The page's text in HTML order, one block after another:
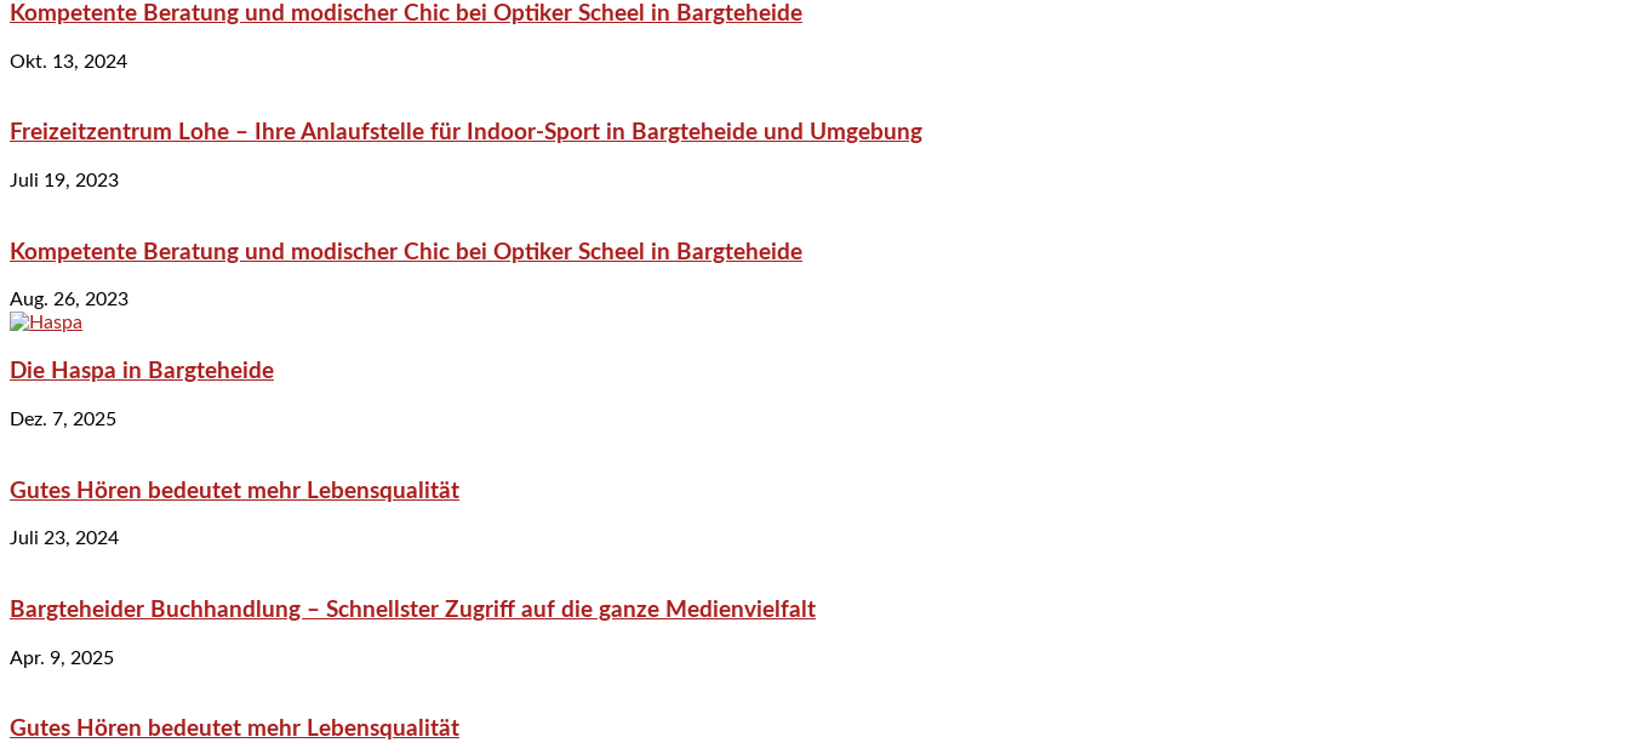
Kompetente Beratung und modischer Chic bei Optiker Scheel in Bargteheide
Okt. 13, 2024
Freizeitzentrum Lohe – Ihre Anlaufstelle für Indoor-Sport in Bargteheide und Umgebung
Juli 19, 2023
Kompetente Beratung und modischer Chic bei Optiker Scheel in Bargteheide
Aug. 26, 2023
Die Haspa in Bargteheide
Dez. 7, 2025
Gutes Hören bedeutet mehr Lebensqualität
Juli 23, 2024
Bargteheider Buchhandlung – Schnellster Zugriff auf die ganze Medienvielfalt
Apr. 9, 2025
Gutes Hören bedeutet mehr Lebensqualität